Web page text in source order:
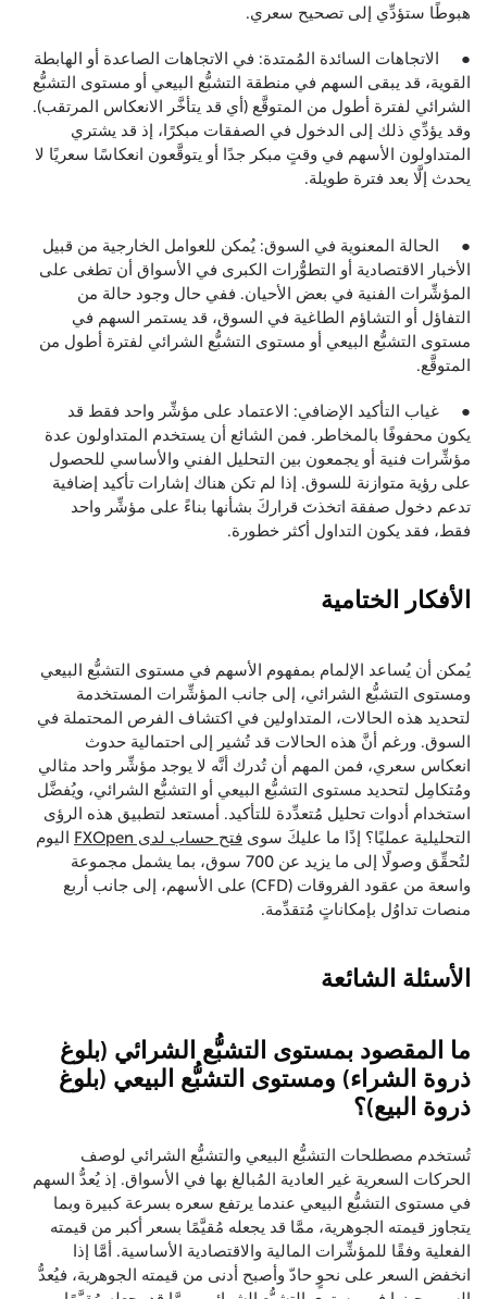
هبوطًا ستؤدِّي إلى تصحيح سعري.
● الاتجاهات السائدة المُمتدة: في الاتجاهات الصاعدة أو الهابطة
القوية، قد يبقى السهم في منطقة التشبُّع البيعي أو مستوى التشبُّع
الشرائي لفترة أطول من المتوقَّع (أي قد يتأخَّر الانعكاس المرتقب).
وقد يؤدِّي ذلك إلى الدخول في الصفقات مبكرًا، إذ قد يشتري
المتداولون الأسهم في وقتٍ مبكر جدًا أو يتوقَّعون انعكاسًا سعريًا لا
يحدث إلَّا بعد فترة طويلة.
● الحالة المعنوية في السوق: يُمكن للعوامل الخارجية من قبيل
الأخبار الاقتصادية أو التطوُّرات الكبرى في الأسواق أن تطغى على
المؤشِّرات الفنية في بعض الأحيان. ففي حال وجود حالة من
التفاؤل أو التشاؤم الطاغية في السوق، قد يستمر السهم في
مستوى التشبُّع البيعي أو مستوى التشبُّع الشرائي لفترة أطول من
المتوقَّع.
● غياب التأكيد الإضافي: الاعتماد على مؤشِّر واحد فقط قد
يكون محفوفًا بالمخاطر. فمن الشائع أن يستخدم المتداولون عدة
مؤشِّرات فنية أو يجمعون بين التحليل الفني والأساسي للحصول
على رؤية متوازنة للسوق. إذا لم تكن هناك إشارات تأكيد إضافية
تدعم دخول صفقة اتخذتَ قراركَ بشأنها بناءً على مؤشِّر واحد
فقط، فقد يكون التداول أكثر خطورة.
الأفكار الختامية
يُمكن أن يُساعد الإلمام بمفهوم الأسهم في مستوى التشبُّع البيعي
ومستوى التشبُّع الشرائي، إلى جانب المؤشِّرات المستخدمة
لتحديد هذه الحالات، المتداولين في اكتشاف الفرص المحتملة في
السوق. ورغم أنَّ هذه الحالات قد تُشير إلى احتمالية حدوث
انعكاس سعري، فمن المهم أن تُدرك أنَّه لا يوجد مؤشِّر واحد مثالي
ومُتكامِل لتحديد مستوى التشبُّع البيعي أو التشبُّع الشرائي، ويُفضَّل
استخدام أدوات تحليل مُتعدِّدة للتأكيد. أمستعد لتطبيق هذه الرؤى
التحليلية عمليًا؟ إذًا ما عليكَ سوى فتح حساب لدى FXOpen
اليوم
لتُحقِّق وصولًا إلى ما يزيد عن 700 سوق، بما يشمل مجموعة
واسعة من عقود الفروقات (CFD) على الأسهم، إلى جانب أربع
منصات تداوُل بإمكاناتٍ مُتقدِّمة.
الأسئلة الشائعة
ما المقصود بمستوى التشبُّع الشرائي (بلوغ
ذروة الشراء) ومستوى التشبُّع البيعي (بلوغ
ذروة البيع)؟
تُستخدم مصطلحات التشبُّع البيعي والتشبُّع الشرائي لوصف
الحركات السعرية غير العادية المُبالغ بها في الأسواق. إذ يُعدُّ السهم
في مستوى التشبُّع البيعي عندما يرتفع سعره بسرعة كبيرة وبما
يتجاوز قيمته الجوهرية، ممَّا قد يجعله مُقيَّمًا بسعر أكبر من قيمته
الفعلية وفقًا للمؤشِّرات المالية والاقتصادية الأساسية. أمَّا إذا
انخفض السعر على نحوٍ حادّ وأصبح أدنى من قيمته الجوهرية، فيُعدُّ